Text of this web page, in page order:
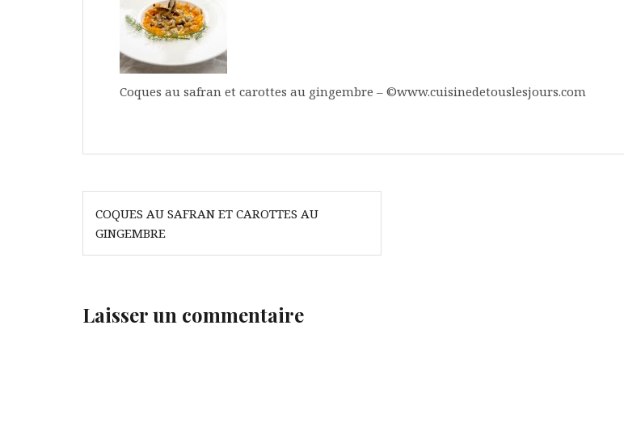
Coques au safran et carottes au gingembre – ©www.cuisinedetouslesjours.com
Navigation
de
l’article
COQUES AU SAFRAN ET CAROTTES AU
GINGEMBRE
Laisser un commentaire